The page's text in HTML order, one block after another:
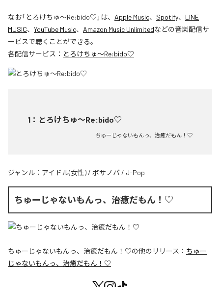
なお「とろけちゅ〜Re:bido♡ 」は、 Apple Music、 Spotify、 LINE
MUSIC、 YouTube Music、 Amazon Music Unlimitedなどの音楽配信サ
ービスで聴くことができる。
各配信サービス： とろけちゅ〜Re:bido♡
1 ： とろけちゅ〜Re:bido♡
ちゅーじゃないもんっ、治癒だもん！♡
ジャンル： アイドル(女性) / ボサノバ / J-Pop
ちゅーじゃないもんっ、治癒だもん！♡
ちゅーじゃないもんっ、治癒だもん！♡の他のリリース： ちゅー
じゃないもんっ、治癒だもん！♡